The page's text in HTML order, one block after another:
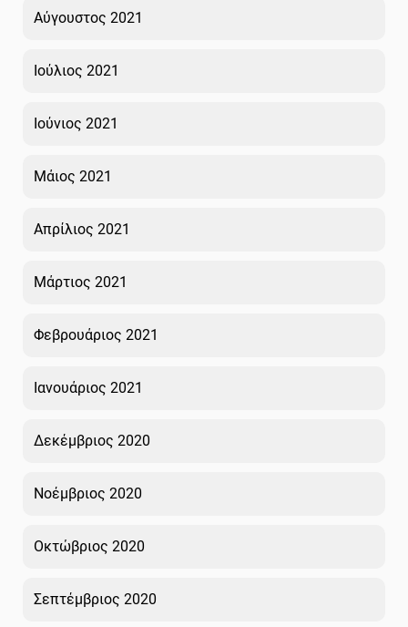
Αύγουστος 2021
Ιούλιος 2021
Ιούνιος 2021
Μάιος 2021
Απρίλιος 2021
Μάρτιος 2021
Φεβρουάριος 2021
Ιανουάριος 2021
Δεκέμβριος 2020
Νοέμβριος 2020
Οκτώβριος 2020
Σεπτέμβριος 2020